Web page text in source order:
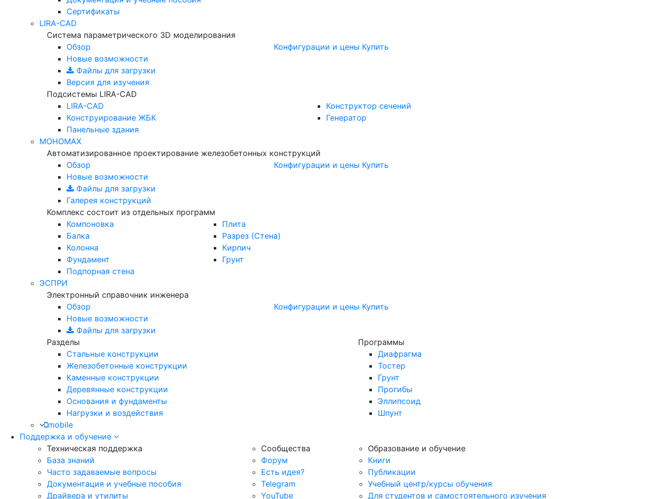
Сертификаты
LIRA-CAD
Система параметрического 3D моделирования
Обзор
Новые возможности
Файлы для загрузки
Версия для изучения
Конфигурации и цены Купить
Подсистемы LIRA-CAD
LIRA-CAD
Конструирование ЖБК
Панельные здания
Конструктор сечений
Генератор
МОНОМАХ
Автоматизированное проектирование железобетонных конструкций
Обзор
Новые возможности
Файлы для загрузки
Галерея конструкций
Конфигурации и цены Купить
Комплекс состоит из отдельных программ
Компоновка
Балка
Колонна
Фундамент
Подпорная стена
Плита
Разрез (Стена)
Кирпич
Грунт
ЭСПРИ
Электронный справочник инженера
Обзор
Новые возможности
Файлы для загрузки
Конфигурации и цены Купить
Разделы
Программы
Стальные конструкции
Железобетонные конструкции
Каменные конструкции
Деревянные конструкции
Основания и фундаменты
Нагрузки и воздействия
Диафрагма
Тостер
Грунт
Прогибы
Эллипсоид
Шпунт
mobile
Поддержка и обучение
Техническая поддержка
База знаний
Часто задаваемые вопросы
Документация и учебные пособия
Драйвера и утилиты
Сообщества
Форум
Есть идея?
Telegram
YouTube
Образование и обучение
Книги
Публикации
Учебный центр/курсы обучения
Для студентов и самостоятельного изучения